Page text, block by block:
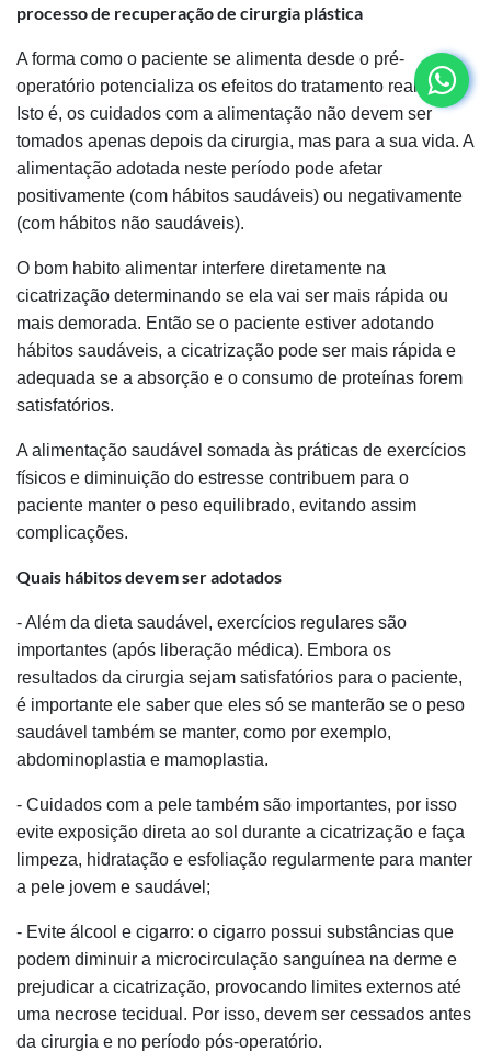
processo de recuperação de cirurgia plástica
A forma como o paciente se alimenta desde o pré-
operatório potencializa os efeitos do tratamento realizado.
Isto é, os cuidados com a alimentação não devem ser
tomados apenas depois da cirurgia, mas para a sua vida. A
alimentação adotada neste período pode afetar
positivamente (com hábitos saudáveis) ou negativamente
(com hábitos não saudáveis).
O bom habito alimentar interfere diretamente na
cicatrização determinando se ela vai ser mais rápida ou
mais demorada. Então se o paciente estiver adotando
hábitos saudáveis, a cicatrização pode ser mais rápida e
adequada se a absorção e o consumo de proteínas forem
satisfatórios.
A alimentação saudável somada às práticas de exercícios
físicos e diminuição do estresse contribuem para o
paciente manter o peso equilibrado, evitando assim
complicações.
Quais hábitos devem ser adotados
- Além da dieta saudável, exercícios regulares são
importantes (após liberação médica). Embora os
resultados da cirurgia sejam satisfatórios para o paciente,
é importante ele saber que eles só se manterão se o peso
saudável também se manter, como por exemplo,
abdominoplastia e mamoplastia.
- Cuidados com a pele também são importantes, por isso
evite exposição direta ao sol durante a cicatrização e faça
limpeza, hidratação e esfoliação regularmente para manter
a pele jovem e saudável;
- Evite álcool e cigarro: o cigarro possui substâncias que
podem diminuir a microcirculação sanguínea na derme e
prejudicar a cicatrização, provocando limites externos até
uma necrose tecidual. Por isso, devem ser cessados antes
da cirurgia e no período pós-operatório.